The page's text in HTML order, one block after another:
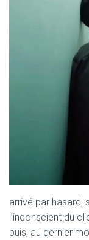
arrivé par hasard,
l’inconscient du
puis, au dernier